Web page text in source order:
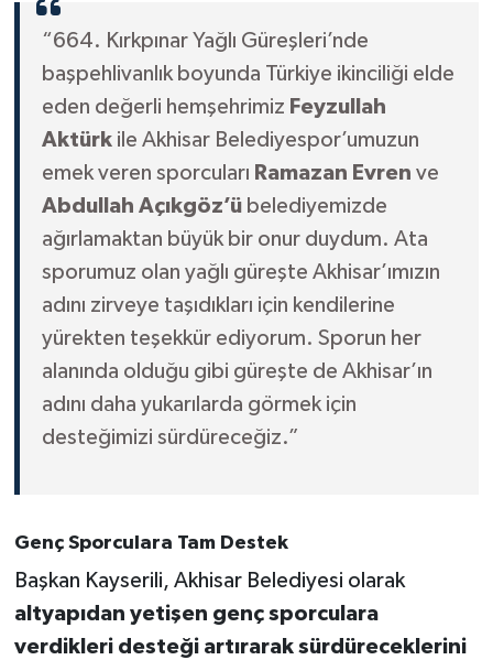
“664. Kırkpınar Yağlı Güreşleri’nde
başpehlivanlık boyunda Türkiye ikinciliği elde
eden değerli hemşehrimiz Feyzullah
Aktürkile Akhisar Belediyespor’umuzun
emek veren sporcuları Ramazan Evren ve
Abdullah Açıkgöz’übelediyemizde
ağırlamaktan büyük bir onur duydum. Ata
sporumuz olan yağlı güreşte Akhisar’ımızın
adını zirveye taşıdıkları için kendilerine
yürekten teşekkür ediyorum. Sporun her
alanında olduğu gibi güreşte de Akhisar’ın
adını daha yukarılarda görmek için
desteğimizi sürdüreceğiz.”
Genç Sporculara Tam Destek
Başkan Kayserili, Akhisar Belediyesi olarak
altyapıdan yetişen genç sporculara
verdikleri desteği artırarak sürdüreceklerini